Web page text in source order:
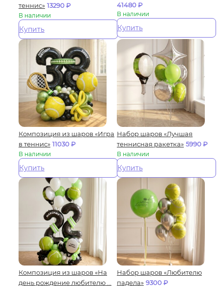
теннис» 13290₽
В наличии
Купить
41480₽
В наличии
Купить
Композиция из шаров «Игра
в теннис» 11030₽
В наличии
Купить
Набор шаров «Лучшая
теннисная ракетка» 5990₽
В наличии
Купить
Композиция из шаров «На
день рождение любителю ...
Набор шаров «Любителю
падела» 9300₽